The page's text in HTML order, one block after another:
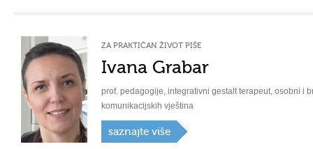
ZA PRAKTIČAN ŽIVOT PIŠE
Ivana Grabar
prof. pedagogije, integrativni gestalt terapeut, osobni i
komunikacijskih vještina
saznajte više